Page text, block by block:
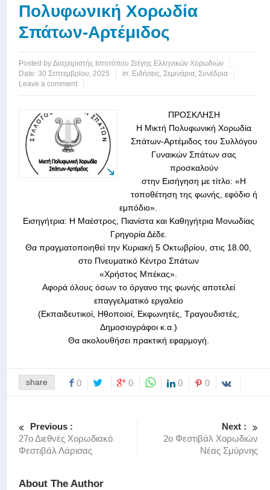
Πολυφωνική Χορωδία
Σπάτων-Αρτέμιδος
Posted by Διαχειριστής Ιστοτόπου Στέγης Ελληνικών Χορωδιών
Date: 30 Σεπτεμβρίου, 2025 in: Ειδήσεις Σεμινάρια Συνέδρια
Leave a comment
ΠΡΟΣΚΛΗΣΗ
Η Μικτή Πολυφωνική Χορωδία
Σπάτων-Αρτέμιδος του Συλλόγου
Γυναικών Σπάτων σας
προσκαλούν
στην Εισήγηση με τίτλο: «Η
τοποθέτηση της φωνής, εφόδιο ή
εμπόδιο».
Εισηγήτρια: Η Μαέστρος, Πιανίστα και Καθηγήτρια Μονωδίας
Γρηγορία Δέδε.
Θα πραγματοποιηθεί την Κυριακή 5 Οκτωβρίου, στις 18.00,
στο Πνευματικό Κέντρο Σπάτων
«Χρήστος Μπέκας».
Αφορά όλους όσων το όργανο της φωνής αποτελεί
επαγγελματικό εργαλείο
(Εκπαιδευτικοί, Ηθοποιοί, Εκφωνητές, Τραγουδιστές,
Δημοσιογράφοι κ.α.)
Θα ακολουθήσει πρακτική εφαρμογή.
share 0 0 0 0
Previous :
27ο Διεθνές Χορωδιακό
Φεστιβάλ Λάρισας
Next :
2ο Φεστιβάλ Χορωδιών
Νέας Σμύρνης
About The Author